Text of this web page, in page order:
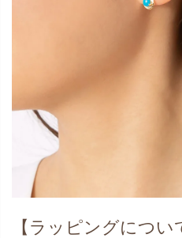
【ラッピングについ